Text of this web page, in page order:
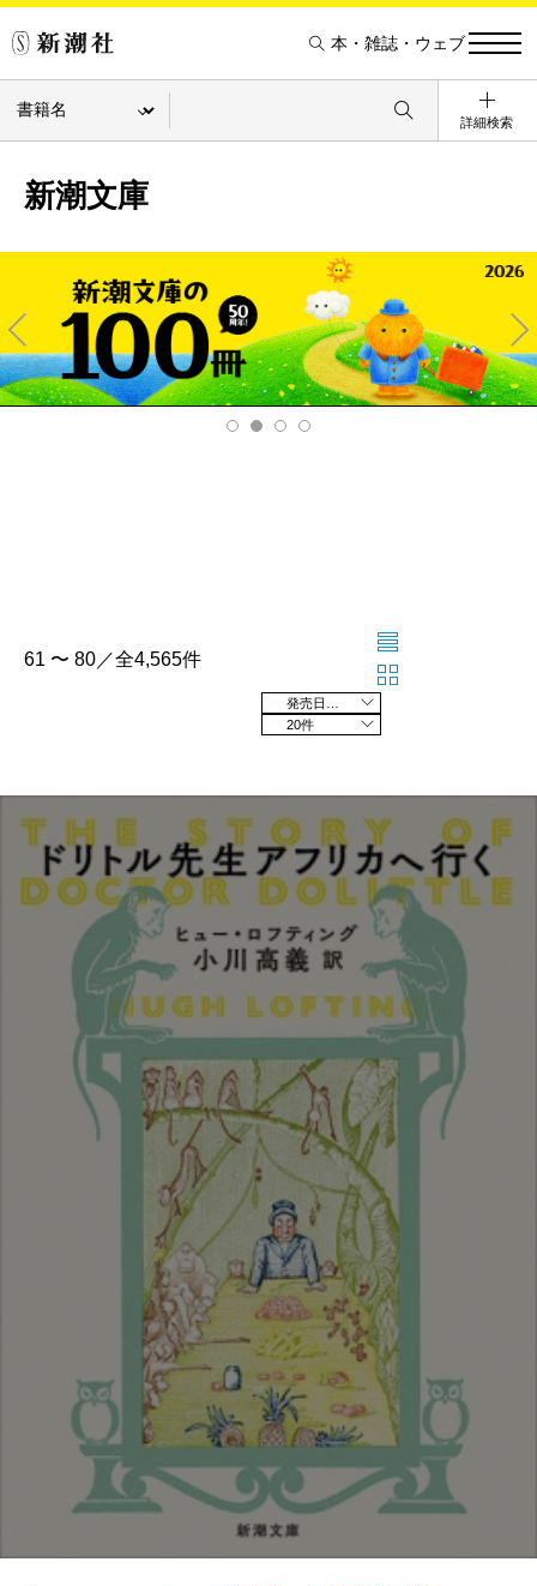
本・雑誌・ウェブ
詳細検索
新潮文庫
Pre
v
Ne
xt
61 〜 80／全4,565件
20件